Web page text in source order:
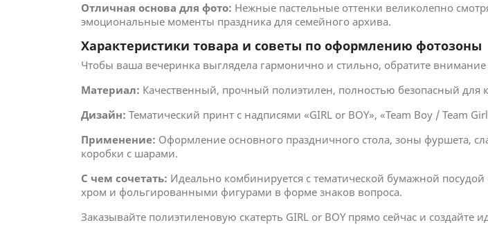
Отличная основа для фото: Нежные пастельные оттенки великолепно
эмоциональные моменты праздника для семейного архива.
Характеристики товара и советы по оформлению фотозоны
Чтобы ваша вечеринка выглядела гармонично и стильно, обратите
Материал: Качественный, прочный полиэтилен, полностью безопасный для
Дизайн: Тематический принт с надписями «GIRL or BOY», «Team Boy / Team
Применение: Оформление основного праздничного стола, зоны фуршета,
коробки с шарами.
С чем сочетать: Идеально комбинируется с тематической бумажной
хром и фольгированными фигурами в форме знаков вопроса.
Заказывайте полиэтиленовую скатерть GIRL or BOY прямо сейчас и